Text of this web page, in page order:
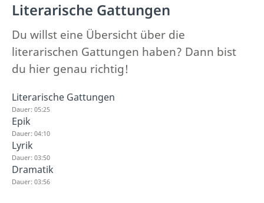
Literarische Gattungen
Du willst eine Übersicht über die
literarischen Gattungen haben? Dann bist
du hier genau richtig!
Literarische Gattungen
Dauer: 05:25
Epik
Dauer: 04:10
Lyrik
Dauer: 03:50
Dramatik
Dauer: 03:56